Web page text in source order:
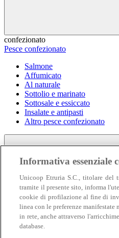
confezionato
Pesce confezionato
Salmone
Affumicato
Al naturale
Sottolio e marinato
Sottosale e essiccato
Insalate e antipasti
Altro pesce confezionato
Carne
Informativa essenziale
Unicoop Etruria S.C., titolare del
tramite il presente sito, informa
cookie di profilazione al fine di
linea con le preferenze
in rete, anche attraverso
database.